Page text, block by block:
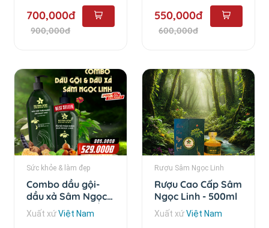
700,000đ
900,000đ
550,000đ
600,000đ
Sức khỏe & làm đẹp
Combo dầu gội-
dầu xả Sâm Ngọc
Linh - Combo dầu
gội - dầu xả
Xuất xứViệt Nam
Rượu Sâm Ngọc Linh
Rượu Cao Cấp Sâm
Ngọc Linh - 500ml
Xuất xứViệt Nam